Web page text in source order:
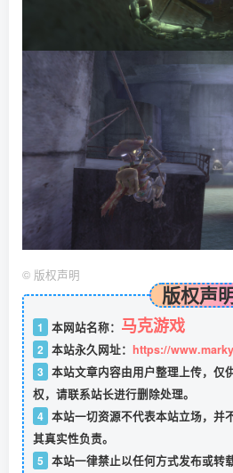
© 版权声明
版权声
1 本网站名称： 马克游戏
2 本站永久网址： https://
3 本站文章内容由用户整理上传，仅
权，请联系站长进行删除处理。
4 本站一切资源不代表本站立场，并
其真实性负责。
5 本站一律禁止以任何方式发布或转